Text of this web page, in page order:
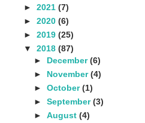
► 2021 (7)
► 2020 (6)
► 2019 (25)
▼ 2018 (87)
► December(6)
► November(4)
► October(1)
► September(3)
► August (4)